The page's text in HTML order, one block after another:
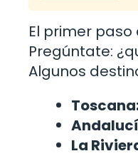
El primer
Pregúntate:
Algunos
La